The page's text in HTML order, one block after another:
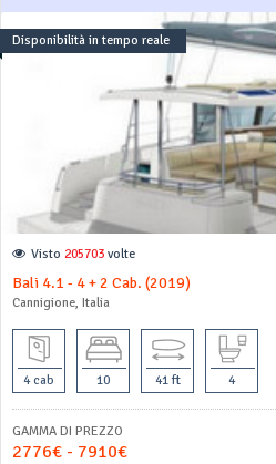
Disponibilità in tempo reale
Visto 205703 volte
Bali 4.1 - 4 + 2 Cab. (2019)
Cannigione, Italia
4 cab 10 41 ft 4
GAMMA DI PREZZO
2776€ - 7910€